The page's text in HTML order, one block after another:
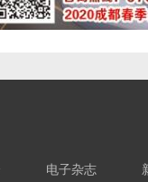
电子杂志